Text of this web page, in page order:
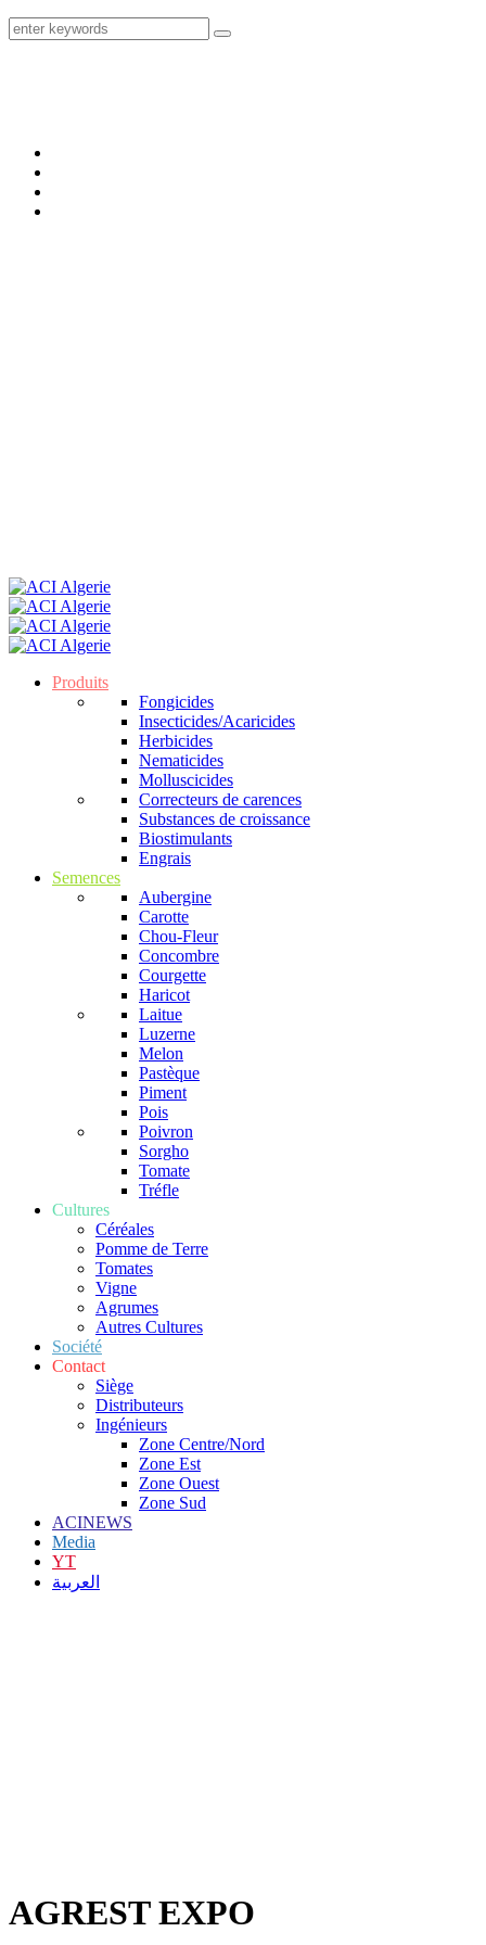
Produits
Fongicides
Insecticides/Acaricides
Herbicides
Nematicides
Molluscicides
Correcteurs de carences
Substances de croissance
Biostimulants
Engrais
Semences
Aubergine
Carotte
Chou-Fleur
Concombre
Courgette
Haricot
Laitue
Luzerne
Melon
Pastèque
Piment
Pois
Poivron
Sorgho
Tomate
Tréfle
Cultures
Céréales
Pomme de Terre
Tomates
Vigne
Agrumes
Autres Cultures
Société
Contact
Siège
Distributeurs
Ingénieurs
Zone Centre/Nord
Zone Est
Zone Ouest
Zone Sud
ACINEWS
Media
YT
العربية
AGREST EXPO